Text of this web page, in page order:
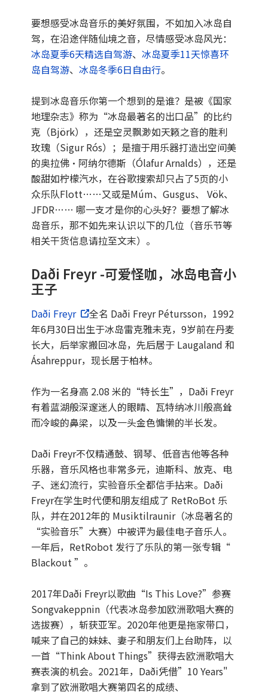
要想感受冰岛音乐的美好氛围，不如加入冰岛自
驾，在沿途伴随仙境之音，尽情感受冰岛风光：
冰岛夏季6天精选自驾游、 冰岛夏季11天惊喜环
岛自驾游、 冰岛冬季6日自由行。
提到冰岛音乐你第一个想到的是谁？是被《国家
地理杂志》称为“冰岛最著名的出口品”的比约
克（Björk），还是空灵飘渺如天籁之音的胜利
玫瑰（Sigur Rós）；是擅于用乐器打造出空间美
的奥拉佛·阿纳尔德斯（Ólafur Arnalds），还是
酸甜如柠檬汽水，在谷歌搜索却只占了5页的小
众乐队Flott……又或是Múm、Gusgus、 Vök、
JFDR…… 哪一支才是你的心头好？要想了解冰
岛音乐，那不如先来认识以下的几位（音乐节等
相关干货信息请拉至文末）。
Daði Freyr -可爱怪咖，冰岛电音小
王子
Daði Freyr
全名 Daði Freyr Pétursson，1992
年6月30日出生于冰岛雷克雅未克，9岁前在丹麦
长大，后举家搬回冰岛，先后居于 Laugaland 和
Ásahreppur，现长居于柏林。
作为一名身高 2.08 米的“特长生”，Daði Freyr
有着蓝湖般深邃迷人的眼睛、瓦特纳冰川般高耸
而冷峻的鼻梁，以及一头金色慵懒的半长发。
Daði Freyr不仅精通鼓、钢琴、低音吉他等各种
乐器，音乐风格也非常多元，迪斯科、放克、电
子、迷幻流行，实验音乐全都信手拈来。Daði
Freyr在学生时代便和朋友组成了 RetRoBot 乐
队，并在2012年的 Musiktilraunir（冰岛著名的
“实验音乐”大赛）中被评为最佳电子音乐人。
一年后，RetRobot 发行了乐队的第一张专辑“
Blackout ”。
2017年Daði Freyr以歌曲“Is This Love?”参赛
Songvakeppnin（代表冰岛参加欧洲歌唱大赛的
选拔赛），斩获亚军。2020年他更是拖家带口，
喊来了自己的妹妹、妻子和朋友们上台助阵，以
一首“Think About Things”获得去欧洲歌唱大
赛表演的机会。2021年，Daði凭借”10 Years"
拿到了欧洲歌唱大赛第四名的成绩、